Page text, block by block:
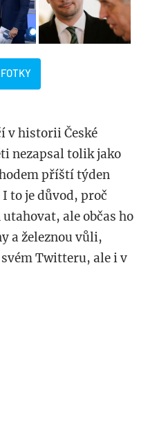
v historii České
nezapsal tolik jako
příští týden
to je důvod, proč
ale občas ho
a železnou vůli,
Twitteru, ale i v